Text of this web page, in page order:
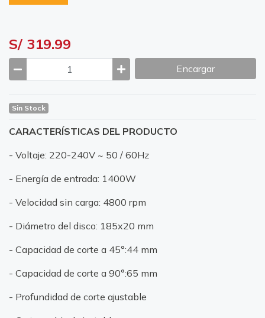
S/ 319.99
Encargar
Sin Stock
CARACTERÍSTICAS DEL PRODUCTO
- Voltaje: 220-240V ~ 50 / 60Hz
- Energía de entrada: 1400W
- Velocidad sin carga: 4800 rpm
- Diámetro del disco: 185x20 mm
- Capacidad de corte a 45°:44 mm
- Capacidad de corte a 90°:65 mm
- Profundidad de corte ajustable